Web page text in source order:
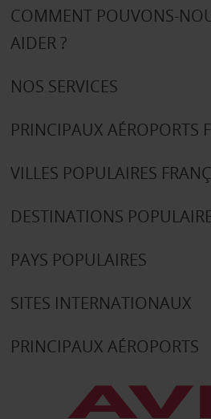
COMMENT POUVONS-
AIDER ?
NOS SERVICES
PRINCIPAUX AÉROPORTS
VILLES POPULAIRES
DESTINATIONS
PAYS POPULAIRES
SITES INTERNATIONAUX
PRINCIPAUX AÉROPORTS